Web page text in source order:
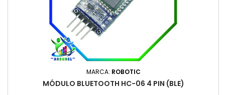
MARCA: ROBOTIC
MÓDULO BLUETOOTH HC-06 4 PIN (BLE)